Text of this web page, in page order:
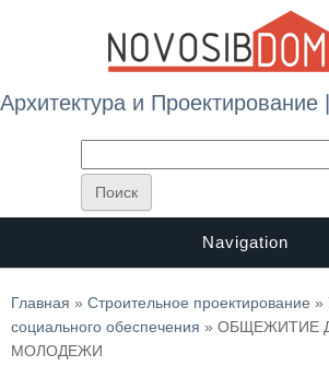
Архитектура и Проектирование
Navigation
Вы здесь
Главная » Строительное проектирование »
социального обеспечения » ОБЩЕЖИТИЕ
МОЛОДЕЖИ